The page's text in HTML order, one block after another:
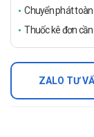
Chuyển phát
Thuốc kê đơn
ZALO TƯ